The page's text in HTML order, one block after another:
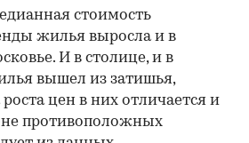
стоимость
жилья выросла и в
И в столице, и в
вышел из затишья,
цен в них отличается и
противоположных